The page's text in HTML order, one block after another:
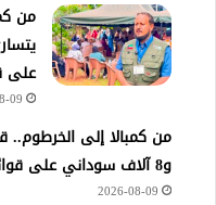
من
على
09
من كمبالا إلى الخرطوم..
و8 آلاف سوداني على قوائم الانتظار
2026-08-09